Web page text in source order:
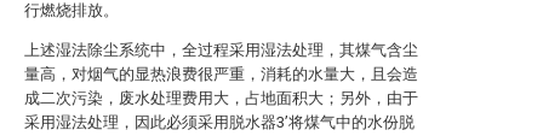
行燃烧排放。
上述湿法除尘系统中，全过程采用湿法处理，其煤气含尘
量高，对烟气的显热浪费很严重，消耗的水量大，且会造
成二次污染，废水处理费用大，占地面积大；另外，由于
采用湿法处理，因此必须采用脱水器3’将煤气中的水份脱